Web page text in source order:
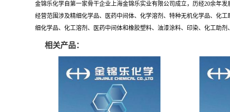
金锦乐化学自第一家骨干企业上海金锦乐实业有限公司成立，历经20余年
经营范围涉及精细化学品、医药中间体、化学溶剂、特种无机化学品、化
细化学品、化工溶剂、医药中间体和橡胶塑料、油漆涂料、印染、化工助
相关产品：